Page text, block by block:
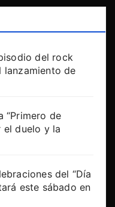
del rock
lanzamiento de
“Primero de
el duelo y la
del “Día
este sábado en